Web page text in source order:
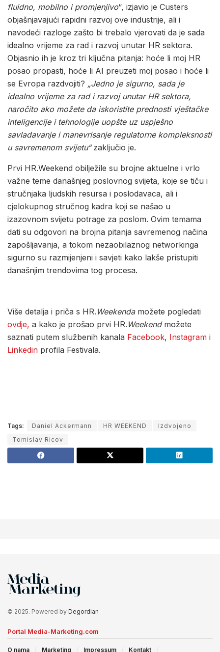
fluidno, mobilno i promjenjivo“, izjavio je Custers
objašnjavajući rapidni razvoj ove industrije, ali i
navodeći razloge zašto bi trebalo vjerovati da je sada
idealno vrijeme za rad i razvoj unutar HR sektora.
Objasnio ih je kroz tri ključna pitanja: hoće li moj HR
posao propasti, hoće li AI preuzeti moj posao i hoće li
se Evropa razdvojiti? „Jedno je sigurno, sada je
idealno vrijeme za rad i razvoj unutar HR sektora,
naročito ako možete da iskoristite prednosti vještačke
inteligencije i tehnologije uopšte uz uspješno
savladavanje i manevrisanje regulatorne kompleksnosti
u savremenom svijetu“zaključio je.
Prvi HR.Weekend obilježile su brojne aktuelne i vrlo
važne teme današnjeg poslovnog svijeta, koje se tiču i
stručnjaka ljudskih resursa i poslodavaca, ali i
cjelokupnog stručnog kadra koji se našao u
izazovnom svijetu potrage za poslom. Ovim temama
dati su odgovori na brojna pitanja savremenog načina
zapošljavanja, a tokom nezaobilaznog networkinga
sigurno su razmijenjeni i savjeti kako lakše pristupiti
današnjim trendovima tog procesa.
Više detalja i priča s HR. Weekendamožete pogledati
ovdje, a kako je prošao prvi HR. Weekendmožete
saznati putem službenih kanala Facebook, Instagram i
Linkedin profila Festivala.
Tags: Daniel Ackermann HR WEEKEND
Izdvojeno
Tomislav Ricov
© 2025. Powered by Degordian
Portal Media-Marketing.com
O nama Marketing Impressum Kontakt